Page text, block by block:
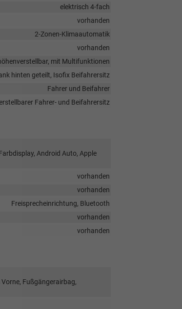
elektrisch 4-fach
vorhanden
2-Zonen-Klimaautomatik
vorhanden
mit Multifunktionen
hinten geteilt, Isofix Beifahrersitz
Fahrer und Beifahrer
Fahrer- und Beifahrersitz
Android Auto, Apple
vorhanden
vorhanden
Freisprecheinrichtung, Bluetooth
vorhanden
vorhanden
Fußgängerairbag,